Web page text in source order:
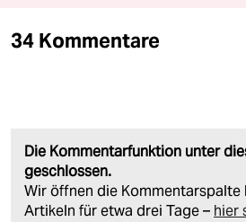
34 Kommentare
Die Kommentarfunktion unter
geschlossen.
Wir öffnen die Kommentarspalte
Artikeln für etwa drei Tage – hier